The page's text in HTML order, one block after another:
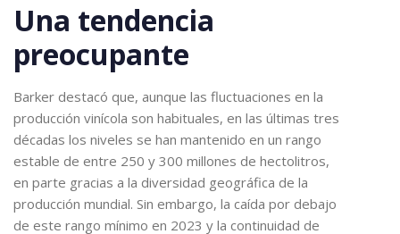
Una tendencia
preocupante
Barker destacó que, aunque las fluctuaciones en la
producción vinícola son habituales, en las últimas tres
décadas los niveles se han mantenido en un rango
estable de entre 250 y 300 millones de hectolitros,
en parte gracias a la diversidad geográfica de la
producción mundial. Sin embargo, la caída por debajo
de este rango mínimo en 2023 y la continuidad de